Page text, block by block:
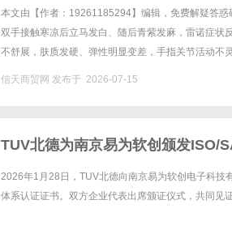
本文由【作者：19261185294】编辑，免费解疑答
双手接触寒凉后立马发白、随后青紫发麻，雷诺症状
不舒展，肤质发硬、弹性明显变差，手指关节活动不
信天商贸网 发布于 2026-07-15
TUV北德为南京易为软创颁发ISO/
2026年1月28日，TUV北德向南京易为软创电子科技
体系认证证书。双方企业代表出席颁证仪式，共同见